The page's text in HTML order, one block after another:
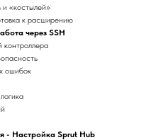
и «костылей»
к расширению
через SSH
ошибок
- Настройка Sprut Hub